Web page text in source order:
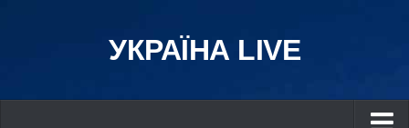
УКРАЇНА LIVE